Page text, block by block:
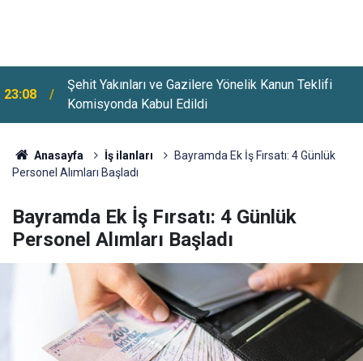
22:26
Üsküdar'da Bazı Yollar 5-7 Ağustos Tarihlerinde
Trafiğe Kapatılacak
Anasayfa İş ilanları
Bayramda Ek İş Fırsatı: 4 Günlük
Personel Alımları Başladı
Bayramda Ek İş Fırsatı: 4 Günlük
Personel Alımları Başladı